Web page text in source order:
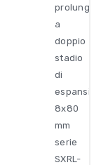
a
doppio
stadio
di
8x80
mm
serie
SXRL-